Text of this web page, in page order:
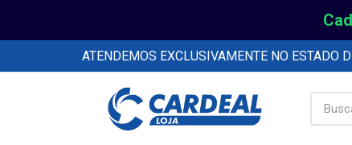
ATENDEMOS EXCLUSIVAMENTE NO ESTADO